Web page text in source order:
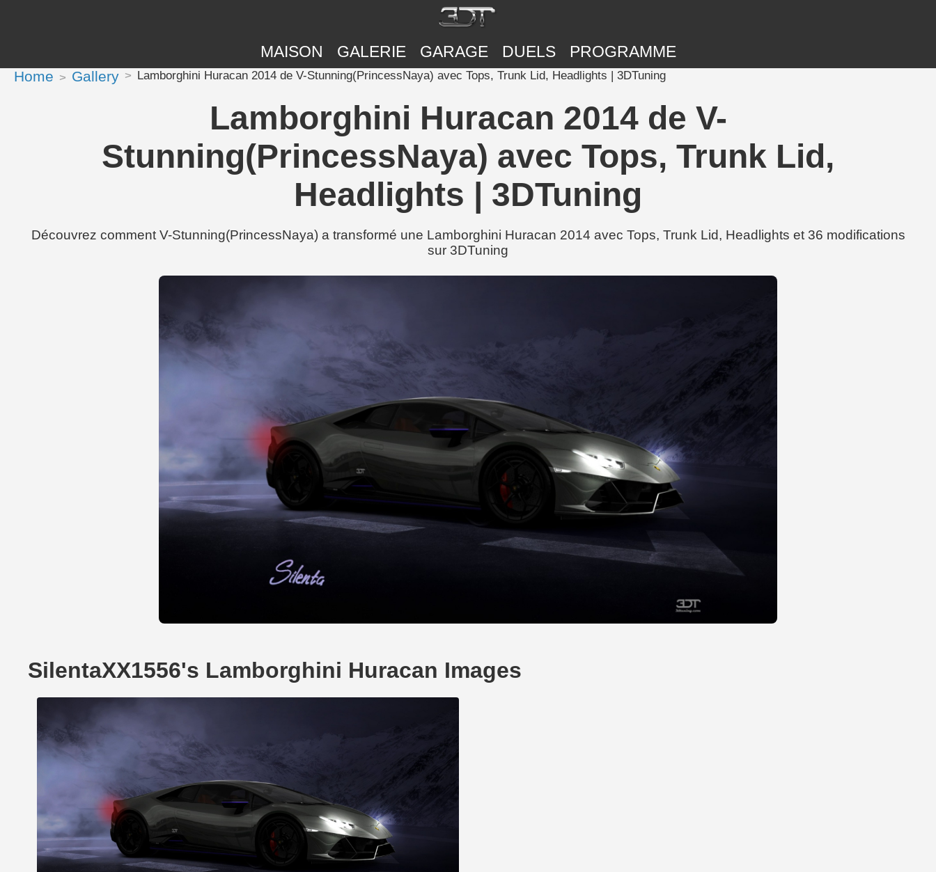
MAISON GALERIE GARAGE DUELS PROGRAMME
Home Gallery Lamborghini Huracan 2014 de V-Stunning(PrincessNaya) avec Tops, Trunk Lid, Headlights | 3DTuning
Lamborghini Huracan 2014 de V-
Stunning(PrincessNaya) avec Tops, Trunk Lid,
Headlights | 3DTuning
Découvrez comment V-Stunning(PrincessNaya) a transformé une Lamborghini Huracan 2014 avec Tops, Trunk Lid, Headlights et 36 modifications
sur 3DTuning
SilentaXX1556's Lamborghini Huracan Images